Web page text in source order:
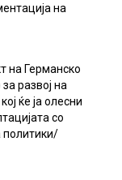
на
на Германско
развој на
ќе ја олесни
со
политики/